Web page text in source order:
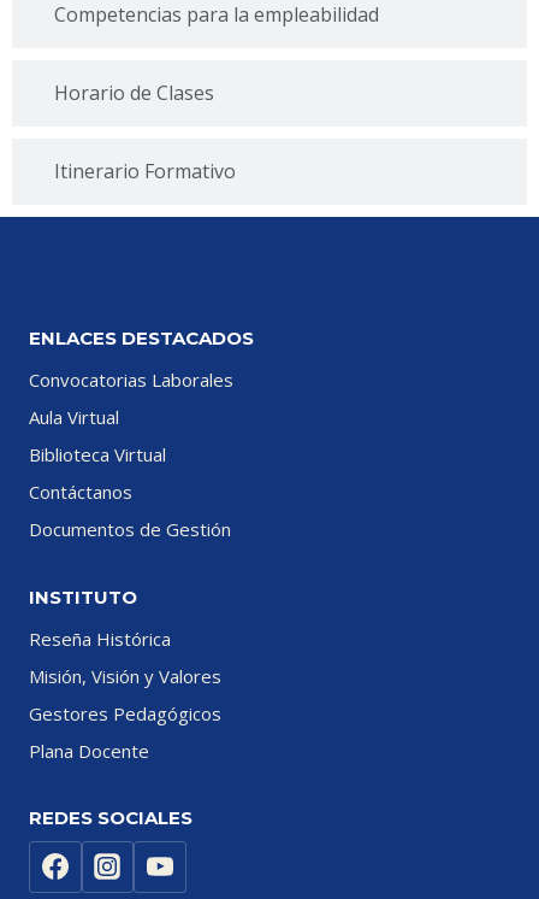
Competencias para la empleabilidad
Horario de Clases
Itinerario Formativo
ENLACES DESTACADOS
Convocatorias Laborales
Aula Virtual
Biblioteca Virtual
Contáctanos
Documentos de Gestión
INSTITUTO
Reseña Histórica
Misión, Visión y Valores
Gestores Pedagógicos
Plana Docente
REDES SOCIALES